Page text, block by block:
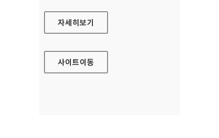
문화도시 수원
자세히보기
사이트이동